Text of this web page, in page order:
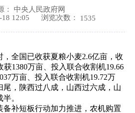
： 中央人民政府网
12:05
浏览次数： 1535
，全国已收获夏粮小麦2.6亿亩，收
获1380万亩、投入联合收割机19.66
万亩、投入联合收割机19.72万
尾，陕西过八成，山西过六成，山
半。
短板行动加力推进，农机购置